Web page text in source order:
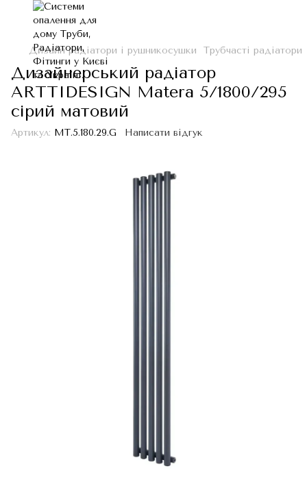
Дизайн радіатори і рушникосушки Трубчасті радіатори
Дизайнерський радіатор
ARTTIDESIGN Matera 5/1800/295
сірий матовий
Артикул: MT.5.180.29.G Написати відгук